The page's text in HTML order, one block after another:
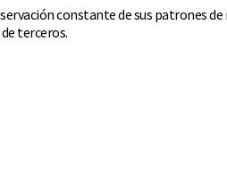
constante de sus patrones
terceros.